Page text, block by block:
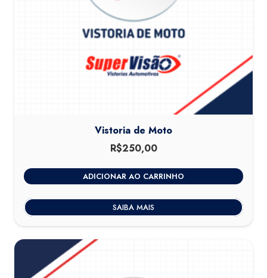
Vistoria de Moto
R$250,00
ADICIONAR AO CARRINHO
SAIBA MAIS